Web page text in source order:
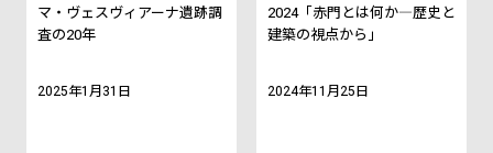
マ・ヴェスヴィアーナ遺跡調
査の20年
2025年1月31日
2024「赤門とは何か―歴史と
建築の視点から」
2024年11月25日